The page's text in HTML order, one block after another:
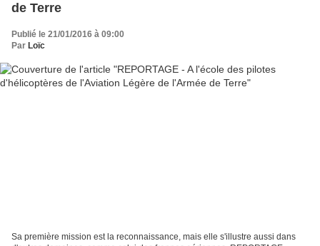
de Terre
Publié le 21/01/2016 à 09:00
Par Loïc
Sa première mission est la reconnaissance, mais elle s'illustre aussi dans